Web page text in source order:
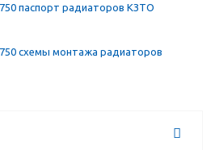
паспорт радиаторов КЗТО
схемы монтажа радиаторов